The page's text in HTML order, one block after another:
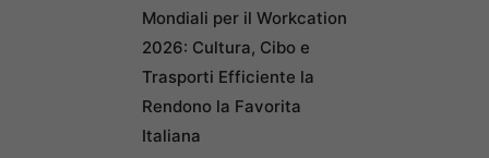
Mondiali per il Workcation
2026: Cultura, Cibo e
Trasporti Efficiente la
Rendono la Favorita
Italiana